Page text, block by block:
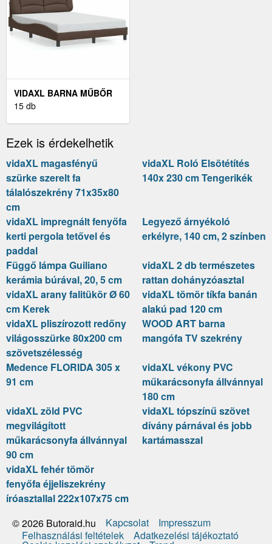
VIDAXL BARNA MŰBŐR
ÁGYKERET 140 X 200 CM
15 db
Ezek is érdekelhetik
vidaXL magasfényű
szürke szerelt fa
tálalószekrény 71x35x80
cm
vidaXL Roló Elsötétítés
140x 230 cm Tengerikék
vidaXL impregnált fenyőfa
kerti pergola tetővel és
paddal
Legyező árnyékoló
erkélyre, 140 cm, 2 színben
Függő lámpa Guiliano
kerámia búrával, 20, 5 cm
vidaXL 2 db természetes
rattan dohányzóasztal
vidaXL arany falitükör Ø 60
cm Kerek
vidaXL tömör tíkfa banán
alakú pad 120 cm
vidaXL pliszírozott redőny
világosszürke 80x200 cm
szövetszélesség
WOOD ART barna
mangófa TV szekrény
Medence FLORIDA 305 x
91 cm
vidaXL vékony PVC
műkarácsonyfa állvánnyal
180 cm
vidaXL zöld PVC
megvilágított
műkarácsonyfa állvánnyal
90 cm
vidaXL tópszínű szövet
dívány párnával és jobb
kartámasszal
vidaXL fehér tömör
fenyőfa éjjeliszekrény
íróasztallal 222x107x75 cm
© 2026 Butoraid.hu
Kapcsolat
Impresszum
Felhasználási feltételek
Adatkezelési tájékoztató